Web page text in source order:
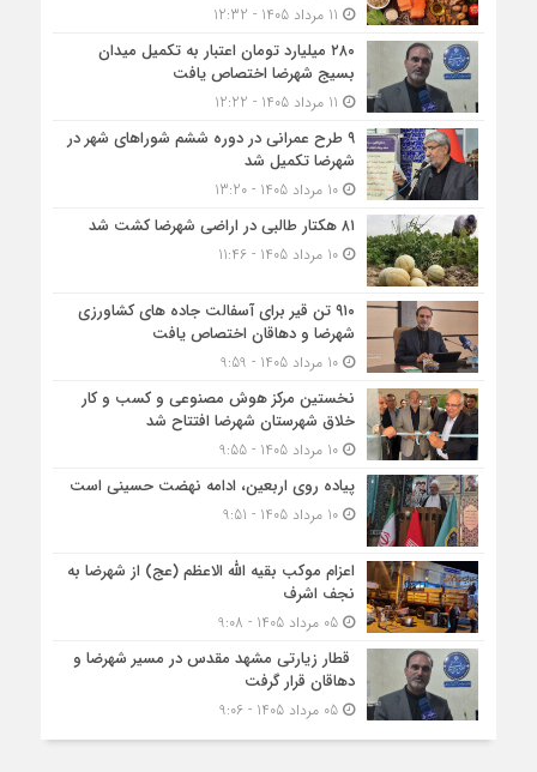
۲۸۰ میلیارد تومان اعتبار به تکمیل میدان
بسیج شهرضا اختصاص یافت
۹ طرح عمرانی در دوره ششم شوراهای شهر در
شهرضا تکمیل شد
10 مرداد 1405 - 13:20
۸۱ هکتار طالبی در اراضی شهرضا کشت شد
10 مرداد 1405 - 11:46
۹۱۰ تن قیر برای آسفالت جاده های کشاورزی
شهرضا و دهاقان اختصاص یافت
10 مرداد 1405 - 9:59
نخستین مرکز هوش مصنوعی و کسب‌ و کار
خلاق شهرستان شهرضا افتتاح شد
10 مرداد 1405 - 9:55
پیاده روی اربعین، ادامه نهضت حسینی است
10 مرداد 1405 - 9:51
اعزام موکب بقیه الله الاعظم (عج) از شهرضا به
نجف اشرف
05 مرداد 1405 - 9:08
قطار زیارتی مشهد مقدس در مسیر شهرضا و
دهاقان قرار گرفت
05 مرداد 1405 - 9:06